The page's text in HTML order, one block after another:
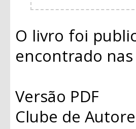
O livro foi
encontrado
Versão PDF
Clube de